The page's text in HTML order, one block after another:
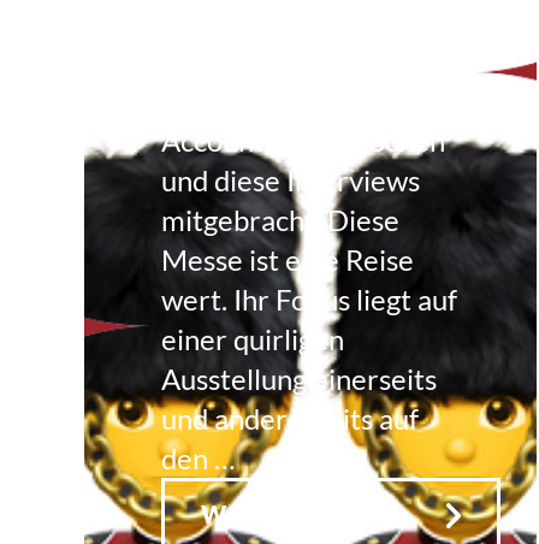
Accountex gesprochen
und diese Interviews
mitgebracht. Diese
Messe ist eine Reise
wert. Ihr Fokus liegt auf
einer quirligen
Ausstellung einerseits
und andererseits auf
den …
Weiterlesen